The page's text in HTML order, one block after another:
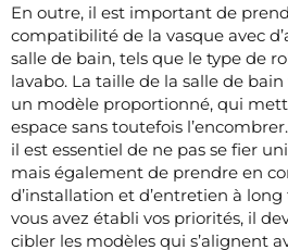
En outre, il est important de
compatibilité de la vasque avec
salle de bain, tels que le type de
lavabo. La taille de la salle de
un modèle proportionné, qui
espace sans toutefois
il est essentiel de ne pas se fier
mais également de prendre en
d’installation et d’entretien à
vous avez établi vos priorités, il
cibler les modèles qui s’alignent